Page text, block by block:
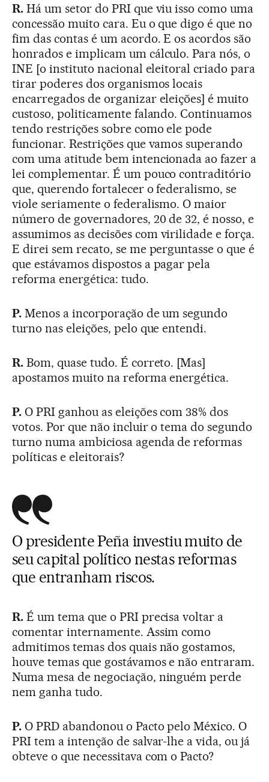
R.Há um setor do PRI que viu isso como uma
concessão muito cara. Eu o que digo é que no
fim das contas é um acordo. E os acordos são
honrados e implicam um cálculo. Para nós, o
INE [o instituto nacional eleitoral criado para
tirar poderes dos organismos locais
encarregados de organizar eleições] é muito
custoso, politicamente falando. Continuamos
tendo restrições sobre como ele pode
funcionar. Restrições que vamos superando
com uma atitude bem intencionada ao fazer a
lei complementar. É um pouco contraditório
que, querendo fortalecer o federalismo, se
viole seriamente o federalismo. O maior
número de governadores, 20 de 32, é nosso, e
assumimos as decisões com virilidade e força.
E direi sem recato, se me perguntasse o que é
que estávamos dispostos a pagar pela
reforma energética: tudo.
P.Menos a incorporação de um segundo
turno nas eleições, pelo que entendi.
R.Bom, quase tudo. É correto. [Mas]
apostamos muito na reforma energética.
P.O PRI ganhou as eleições com 38% dos
votos. Por que não incluir o tema do segundo
turno numa ambiciosa agenda de reformas
políticas e eleitorais?
O presidente Peña investiu muito de
seu capital político nestas reformas
que entranham riscos.
R.É um tema que o PRI precisa voltar a
comentar internamente. Assim como
admitimos temas dos quais não gostamos,
houve temas que gostávamos e não entraram.
Numa mesa de negociação, ninguém perde
nem ganha tudo.
P.O PRD abandonou o Pacto pelo México. O
PRI tem a intenção de salvar-lhe a vida, ou já
obteve o que necessitava com o Pacto?